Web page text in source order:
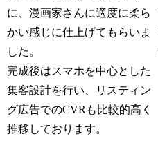
に、漫画家さんに適度に柔ら
かい感じに仕上げてもらいま
した。
完成後はスマホを中心とした
集客設計を行い、リスティン
グ広告でのCVRも比較的高く
推移しております。